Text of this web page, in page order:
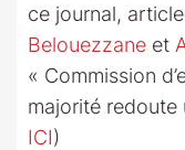
ce journal,
Belouezzane et
« Commission
majorité redoute
ICI)